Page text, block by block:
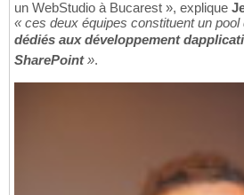
un WebStudio à Bucarest », explique
« ces deux équipes constituent un pool
dédiés aux développement
SharePoint».